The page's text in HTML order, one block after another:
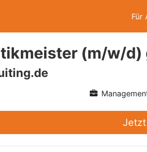
Für
(m/w/d)